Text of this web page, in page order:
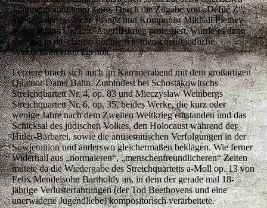
Träumerei animieren kann. Durch die Zugabe von „Défilé Z“,
mit dem der russische Pianist und Komponist Mikhail Pletnev
gegen Putins Ukraine-Angriffskrieg protestiert, wurde es dann
aber jäh in die ebenso blutige wie menschenfeindliche
Wirklichkeit zurückgeholt.
Letztere brach sich auch im Kammerabend mit dem großartigen
Quatuor Danel Bahn. Zumindest bei Schostakowitschs
Streichquartett Nr. 4, op. 83 und Mieczysław Weinbergs
Streichquartett Nr. 6, op. 35, beides Werke, die kurz oder
wenige Jahre nach dem Zweiten Weltkrieg entstanden und das
Schicksal des jüdischen Volkes, den Holocaust während der
Hitler-Barbarei, sowie die antisemitischen Verfolgungen in der
Sowjetunion und anderswo gleichermaßen beklagen. Wie ferner
Widerhall aus „normaleren“, „menschenfreundlicheren“ Zeiten
mutete da die Wiedergabe des Streichquartetts a-Moll op. 13 von
Felix Mendelsohn Bartholdy an, in dem der gerade mal 18-
jährige Verlusterfahrungen (der Tod Beethovens und eine
unerwiderte Jugendliebe) kompositorisch verarbeitete.